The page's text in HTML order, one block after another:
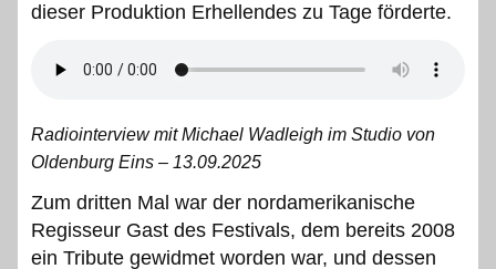
dieser Produktion Erhellendes zu Tage förderte.
Radiointerview mit Michael Wadleigh im Studio von
Oldenburg Eins – 13.09.2025
Zum dritten Mal war der nordamerikanische
Regisseur Gast des Festivals, dem bereits 2008
ein Tribute gewidmet worden war, und dessen